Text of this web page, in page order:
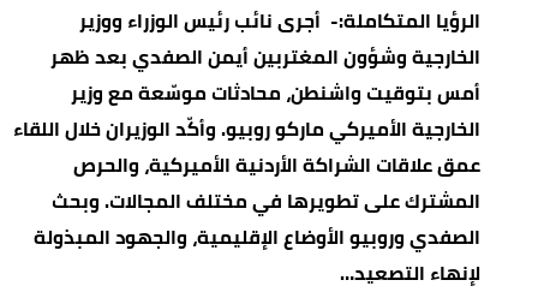
الرؤيا المتكاملة:- أجرى نائب رئيس الوزراء ووزير
الخارجية وشؤون المغتربين أيمن الصفدي بعد ظهر
أمس بتوقيت واشنطن، محادثات موسّعة مع وزير
الخارجية الأميركي ماركو روبيو. وأكّد الوزيران خلال اللقاء
عمق علاقات الشراكة الأردنية الأميركية، والحرص
المشترك على تطويرها في مختلف المجالات. وبحث
الصفدي وروبيو الأوضاع الإقليمية، والجهود المبذولة
لإنهاء التصعيد…